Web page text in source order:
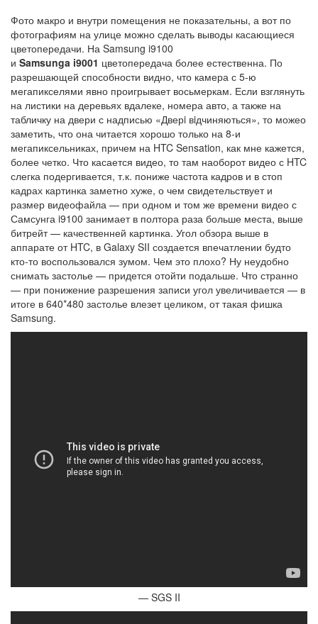
Фото макро и внутри помещения не показательны, а вот по
фотографиям на улице можно сделать выводы касающиеся
цветопередачи. На Samsung i9100
и Samsunga i9001 цветопередача более естественна. По
разрешающей способности видно, что камера с 5-ю
мегапикселями явно проигрывает восьмеркам. Если взглянуть
на листики на деревьях вдалеке, номера авто, а также на
табличку на двери с надписью «Дверi вiдчиняються», то можео
заметить, что она читается хорошо только на 8-и
мегапиксельниках, причем на HTC Sensation, как мне кажется,
более четко. Что касается видео, то там наоборот видео с HTC
слегка подергивается, т.к. пониже частота кадров и в стоп
кадрах картинка заметно хуже, о чем свидетельствует и
размер видеофайла — при одном и том же времени видео с
Самсунга i9100 занимает в полтора раза больше места, выше
битрейт — качественней картинка. Угол обзора выше в
аппарате от HTC, в Galaxy SII создается впечатлении будто
кто-то воспользовался зумом. Чем это плохо? Ну неудобно
снимать застолье — придется отойти подальше. Что странно
— при понижение разрешения записи угол увеличивается — в
итоге в 640*480 застолье влезет целиком, от такая фишка
Samsung.
— SGS II